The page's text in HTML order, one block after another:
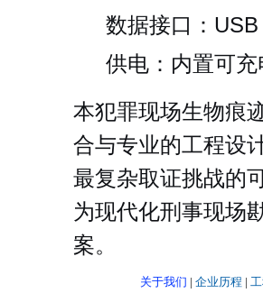
数据接口：
供电：内置可
本犯罪现场生物痕
合与专业的工程设
最复杂取证挑战的
为现代化刑事现场
案。
关于我们 | 企业历程 |